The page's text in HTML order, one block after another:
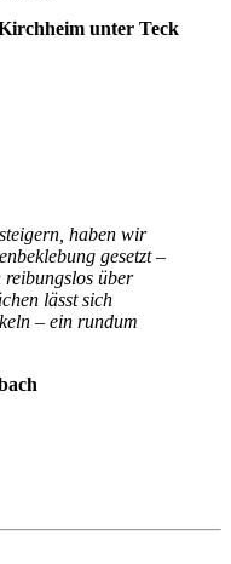
unter Teck
haben wir
gesetzt –
reibungslos über
lässt sich
– ein rundum